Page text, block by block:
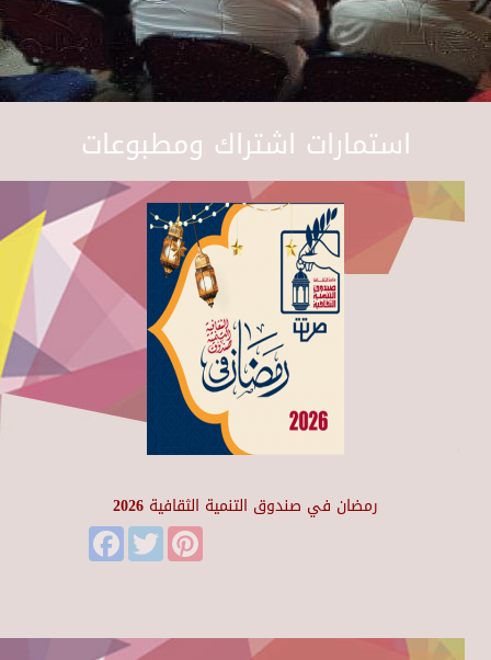
استمارات اشتراك ومطبوعات
رمضان في صندوق التنمية الثقافية 2026
FacebookTwitter